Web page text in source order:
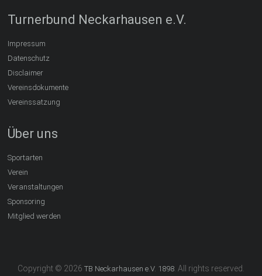
Turnerbund Neckarhausen e.V.
Impressum
Datenschutz
Disclaimer
Vereinsdokumente
Vereinssatzung
Über uns
Sportarten
Verein
Veranstaltungen
Sponsoring
Mitglied werden
Copyright © 2026 TB Neckarhausen e.V. 1898. All rights reserved.